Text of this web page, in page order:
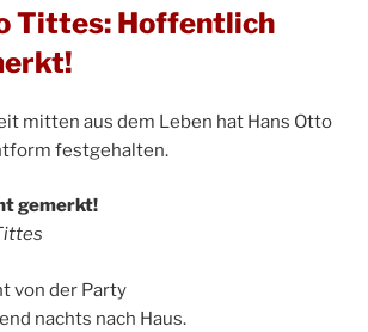
Tittes: Hoffentlich
mitten aus dem Leben hat Hans Otto
festgehalten.
gemerkt!
von der Party
nachts nach Haus.